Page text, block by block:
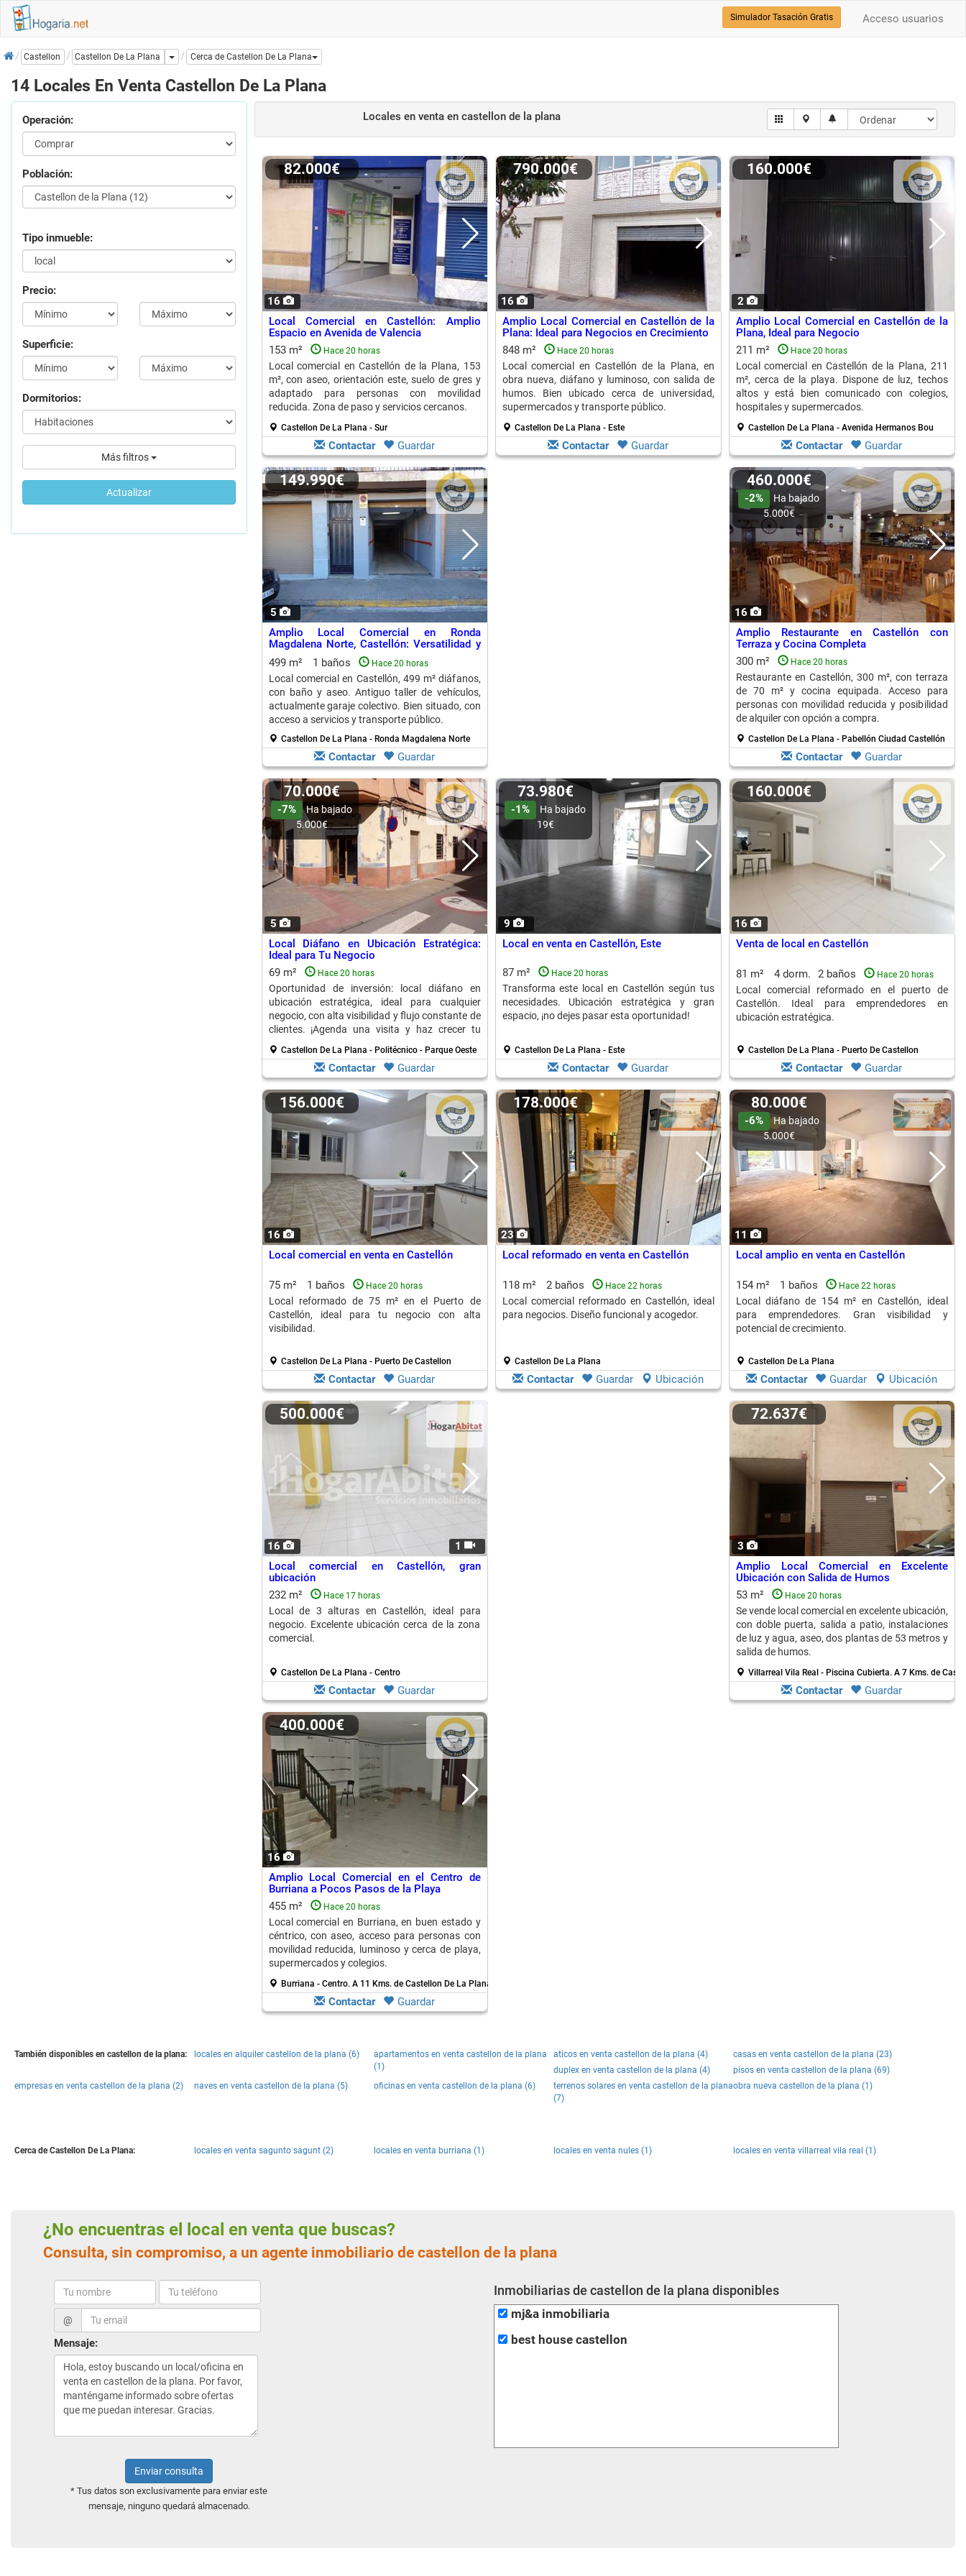
Acceso usuarios
Simulador Tasación Gratis
InicioCastellon Castellon De La Plana Dropdown
Cerca de Castellon De La Plana
14 Locales En Venta Castellon De La Plana
Operación:
Población:
Tipo inmueble:
Precio:
Superficie:
Dormitorios:
Más filtros
Actualizar
Locales en ventaen castellon de la plana
16
82.000€
Local Comercial en Castellón: Amplio
Espacio en Avenida de Valencia
153 m²
Hace 20 horas
Local comercial en Castellón de la Plana, 153
m², con aseo, orientación este, suelo de gres y
adaptado para personas con movilidad
reducida. Zona de paso y servicios cercanos.
Castellon De La Plana - Sur
Contactar Guardar
16
790.000€
Amplio Local Comercial en Castellón de la
Plana: Ideal para Negocios en Crecimiento
848 m²
Hace 20 horas
Local comercial en Castellón de la Plana, en
obra nueva, diáfano y luminoso, con salida de
humos. Bien ubicado cerca de universidad,
supermercados y transporte público.
Castellon De La Plana - Este
Contactar Guardar
2
160.000€
Amplio Local Comercial en Castellón de la
Plana, Ideal para Negocio
211 m²
Hace 20 horas
Local comercial en Castellón de la Plana, 211
m², cerca de la playa. Dispone de luz, techos
altos y está bien comunicado con colegios,
hospitales y supermercados.
Castellon De La Plana - Avenida Hermanos Bou
Contactar Guardar
5
149.990€
Amplio Local Comercial en Ronda
Magdalena Norte, Castellón: Versatilidad y
Buen Estado
499 m² 1 baños Hace 20 horas
Local comercial en Castellón, 499 m² diáfanos,
con baño y aseo. Antiguo taller de vehículos,
actualmente garaje colectivo. Bien situado, con
acceso a servicios y transporte público.
Castellon De La Plana - Ronda Magdalena Norte
Contactar Guardar
16
460.000€
-2%
Ha bajado
5.000€
Amplio Restaurante en Castellón con
Terraza y Cocina Completa
300 m²
Hace 20 horas
Restaurante en Castellón, 300 m², con terraza
de 70 m² y cocina equipada. Acceso para
personas con movilidad reducida y posibilidad
de alquiler con opción a compra.
Castellon De La Plana - Pabellón Ciudad Castellón
Contactar Guardar
5
70.000€
-7%
Ha bajado
5.000€
Local Diáfano en Ubicación Estratégica:
Ideal para Tu Negocio
69 m²
Hace 20 horas
Oportunidad de inversión: local diáfano en
ubicación estratégica, ideal para cualquier
negocio, con alta visibilidad y flujo constante de
clientes. ¡Agenda una visita y haz crecer tu
negocio!
Castellon De La Plana - Politécnico - Parque Oeste
Contactar Guardar
9
73.980€
-1%
Ha bajado
19€
Local en venta en Castellón, Este
87 m² Hace 20 horas
Transforma este local en Castellón según tus
necesidades. Ubicación estratégica y gran
espacio, ¡no dejes pasar esta oportunidad!
Castellon De La Plana - Este
Contactar Guardar
16
160.000€
Venta de local en Castellón
81 m² 4 dorm. 2 baños Hace 20 horas
Local comercial reformado en el puerto de
Castellón. Ideal para emprendedores en
ubicación estratégica.
Castellon De La Plana - Puerto De Castellon
Contactar Guardar
16
156.000€
Local comercial en venta en Castellón
75 m² 1 baños Hace 20 horas
Local reformado de 75 m² en el Puerto de
Castellón, ideal para tu negocio con alta
visibilidad.
Castellon De La Plana - Puerto De Castellon
Contactar Guardar
23
178.000€
Local reformado en venta en Castellón
118 m² 2 baños Hace 22 horas
Local comercial reformado en Castellón, ideal
para negocios. Diseño funcional y acogedor.
Castellon De La Plana
Contactar Guardar Ubicación
11
80.000€
-6%
Ha bajado
5.000€
Local amplio en venta en Castellón
154 m² 1 baños Hace 22 horas
Local diáfano de 154 m² en Castellón, ideal
para emprendedores. Gran visibilidad y
potencial de crecimiento.
Castellon De La Plana
Contactar Guardar Ubicación
16 1
500.000€
Local comercial en Castellón, gran
ubicación
232 m²
Hace 17 horas
Local de 3 alturas en Castellón, ideal para
negocio. Excelente ubicación cerca de la zona
comercial.
Castellon De La Plana - Centro
Contactar Guardar
3
72.637€
Amplio Local Comercial en Excelente
Ubicación con Salida de Humos
53 m²
Hace 20 horas
Se vende local comercial en excelente ubicación,
con doble puerta, salida a patio, instalaciones
de luz y agua, aseo, dos plantas de 53 metros y
salida de humos.
Villarreal Vila Real - Piscina Cubierta. A 7 Kms. de
Contactar Guardar
16
400.000€
Amplio Local Comercial en el Centro de
Burriana a Pocos Pasos de la Playa
455 m²
Hace 20 horas
Local comercial en Burriana, en buen estado y
céntrico, con aseo, acceso para personas con
movilidad reducida, luminoso y cerca de playa,
supermercados y colegios.
Burriana - Centro. A 11 Kms. de Castellon De La Plana
Contactar Guardar
También disponibles en castellon de la plana: locales en alquiler castellon de la plana (6)
apartamentos en venta castellon de la plana
(1)
aticos en venta castellon de la plana (4)
casas en venta castellon de la plana (23)
duplex en venta castellon de la plana (4)
pisos en venta castellon de la plana (69)
empresas en venta castellon de la plana (2)
naves en venta castellon de la plana (5) oficinas en venta castellon de la plana (6)
terrenos solares en venta castellon de la plana
(7)
obra nueva castellon de la plana (1)
Cerca de Castellon De La Plana: locales en venta sagunto sagunt (2) locales en venta burriana (1) locales en venta nules (1) locales en venta villarreal vila real (1)
¿No encuentras el local en venta que buscas?
Consulta, sin compromiso, a un agente inmobiliario de castellon de la plana
@
Mensaje:
Enviar consulta
* Tus datos son exclusivamente para enviar este
mensaje, ninguno quedará almacenado.
Inmobiliarias de castellon de la plana disponibles
mj&a inmobiliaria
best house castellon